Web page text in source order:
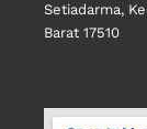
Setiadarma,
Barat 17510